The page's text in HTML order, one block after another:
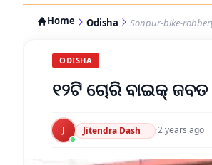
Home Odisha Sonpur-bike-
ODISHA
୧୨ଟି ଚୋରି ବାଇକ୍
J Jitendra Dash ·2 years ago